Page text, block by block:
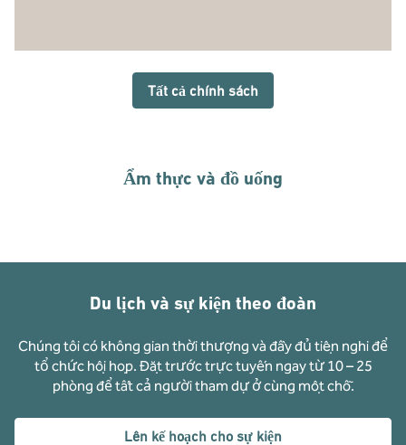
Tất cả chính sách
Ẩm thực và đồ uống
Du lịch và sự kiện theo đoàn
Chúng tôi có không gian thời thượng và đầy đủ tiện nghi để
tổ chức hội họp. Đặt trước trực tuyến ngay từ 10 – 25
phòng để tất cả người tham dự ở cùng một chỗ.
Lên kế hoạch cho sự kiện